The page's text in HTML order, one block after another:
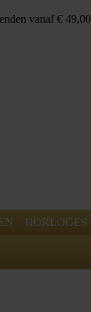
vanaf €
HORLOGES